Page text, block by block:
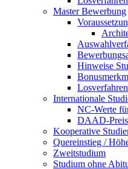
Master Bewerbung
Hinweise
Losverfahren
Internationale
NC-Werte
DAAD-Preis
Kooperative
Quereinstieg /
Zweitstudium
Studium ohne